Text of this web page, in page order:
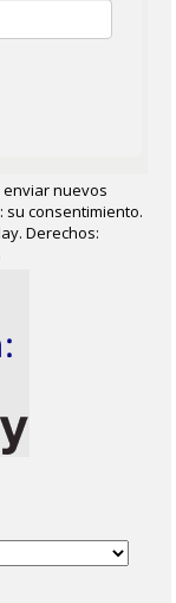
enviar nuevos
su consentimiento.
Derechos: